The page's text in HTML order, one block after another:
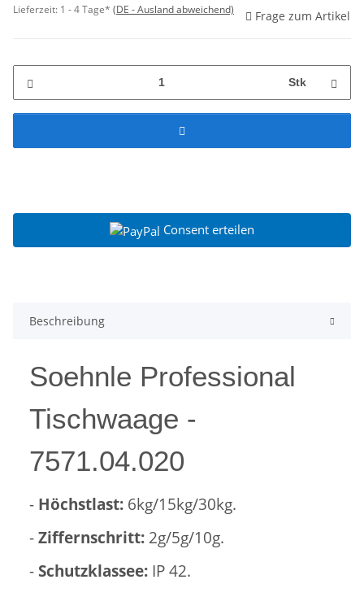
Lieferzeit: 1 - 4 Tage* (DE - Ausland abweichend) Frage zum Artikel
Stk
Consent erteilen
Beschreibung
Soehnle Professional
Tischwaage -
7571.04.020
- Höchstlast: 6kg/15kg/30kg.
- Ziffernschritt: 2g/5g/10g.
- Schutzklassee: IP 42.